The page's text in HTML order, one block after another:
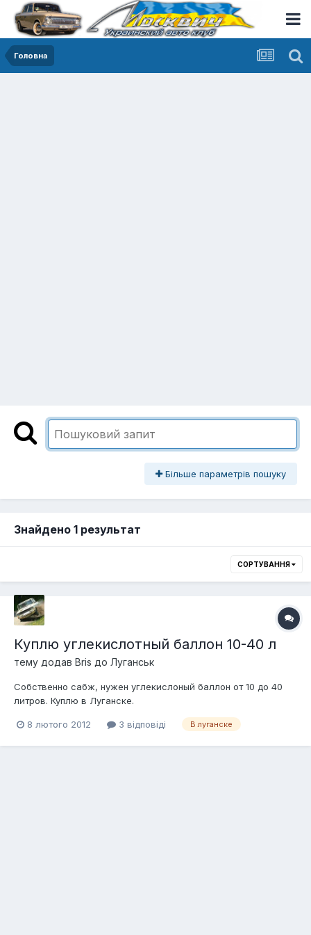
Головна
Більше параметрів пошуку
Знайдено 1 результат
СОРТУВАННЯ
Куплю углекислотный баллон 10-40 л
тему додав Bris до Луганськ
Собственно сабж, нужен углекислоный баллон от 10 до 40
литров. Куплю в Луганске.
8 лютого 2012 3 відповіді В луганске